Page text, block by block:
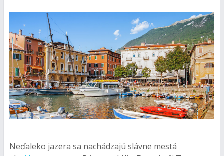
Neďaleko jazera sa nachádzajú slávne mestá